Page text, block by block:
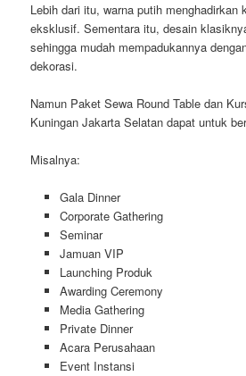
Lebih dari itu, warna putih menghadirkan
eksklusif. Sementara itu, desain
sehingga mudah mempadukannya
dekorasi.
Namun Paket Sewa Round Table dan
Kuningan Jakarta Selatan dapat untuk
Misalnya:
Gala Dinner
Corporate Gathering
Seminar
Jamuan VIP
Launching Produk
Awarding Ceremony
Media Gathering
Private Dinner
Acara Perusahaan
Event Instansi